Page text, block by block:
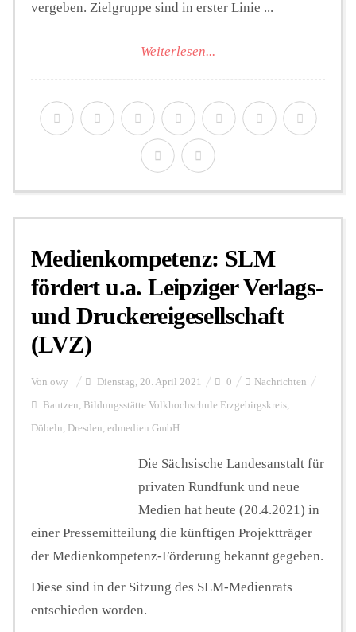
vergeben. Zielgruppe sind in erster Linie ...
Weiterlesen...
Medienkompetenz: SLM
fördert u.a. Leipziger Verlags-
und Druckereigesellschaft
(LVZ)
Von owy Dienstag, 20. April 2021 0 Nachrichten
Bautzen, Bildungsstätte Volkhochschule Erzgebirgskreis,
Döbeln, Dresden, edmedien GmbH
Die Sächsische Landesanstalt für
privaten Rundfunk und neue
Medien hat heute (20.4.2021) in
einer Pressemitteilung die künftigen Projektträger
der Medienkompetenz-Förderung bekannt gegeben.
Diese sind in der Sitzung des SLM-Medienrats
entschieden worden.